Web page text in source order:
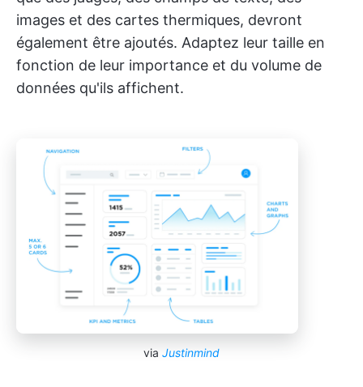
images et des cartes thermiques, devront
également être ajoutés. Adaptez leur taille en
fonction de leur importance et du volume de
données qu'ils affichent.
via Justinmind